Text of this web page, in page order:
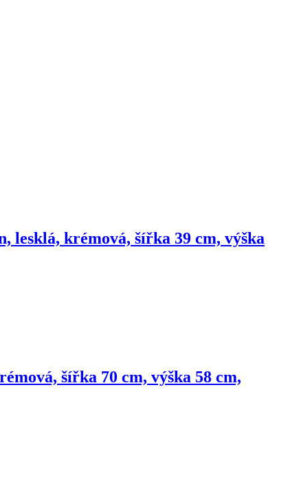
lesklá, krémová, šířka 39 cm, výška
šířka 70 cm, výška 58 cm,